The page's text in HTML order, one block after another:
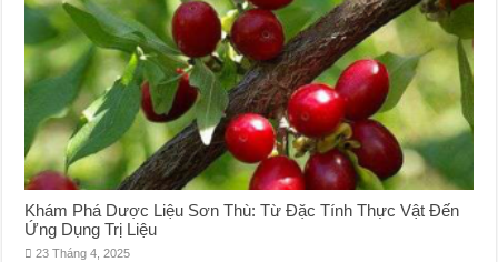
Khám Phá Dược Liệu Sơn Thù: Từ Đặc Tính Thực Vật Đến
Ứng Dụng Trị Liệu
23 Tháng 4, 2025